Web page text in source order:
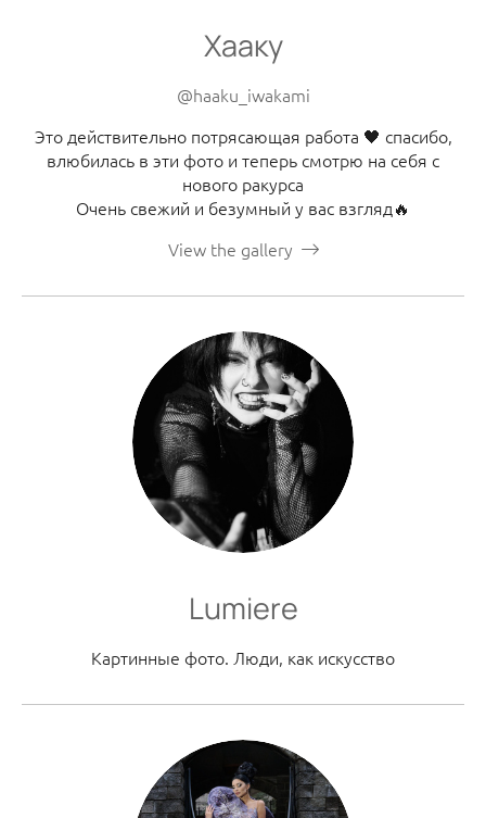
Хааку
@haaku_iwakami
Это действительно потрясающая работа 🖤 спасибо,
влюбилась в эти фото и теперь смотрю на себя с
нового ракурса
Очень свежий и безумный у вас взгляд🔥
View the gallery
Lumiere
Картинные фото. Люди, как искусство